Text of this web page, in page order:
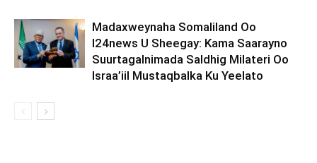
Madaxweynaha Somaliland Oo
I24news U Sheegay: Kama Saarayno
Suurtagalnimada Saldhig Milateri Oo
Israa’iil Mustaqbalka Ku Yeelato